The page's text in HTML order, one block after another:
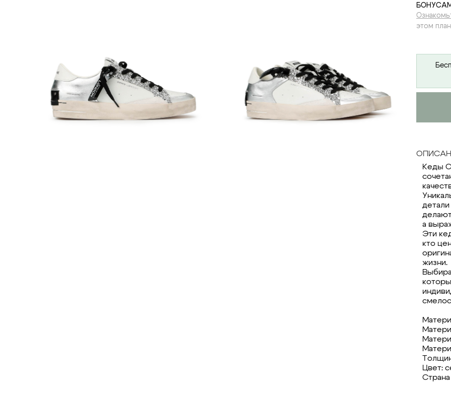
этом
Кеды
а
Эти
кто
жизни.
Цвет: